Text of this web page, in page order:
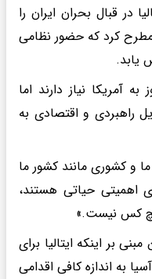
در قبال بحران ایران را
مطرح کرد که حضور نظامی
یابد.
آمریکا نیاز دارند اما
راهبردی و اقتصادی به
و کشوری مانند کشور ما
اهمیتی حیاتی هستند،
کس نیست.»
بر اینکه ایتالیا برای
به اندازه کافی اقدامی